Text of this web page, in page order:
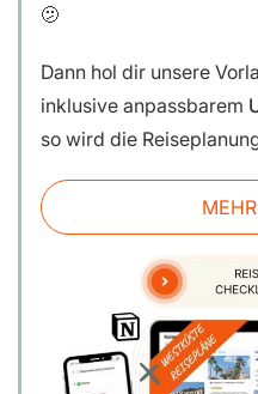
🫤
Dann hol dir unsere
inklusive anpassbarem
so wird die